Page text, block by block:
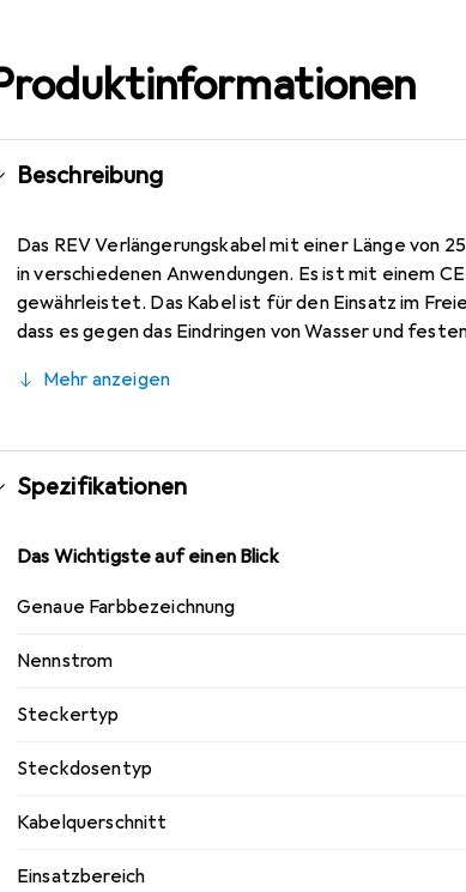
Beschreibung
Das REV Verlängerungskabel mit einer Länge von
in verschiedenen Anwendungen. Es ist mit einem
gewährleistet. Das Kabel ist für den Einsatz im
dass es gegen das Eindringen von Wasser und
Veranstaltungen, Baustellen oder andere
geerdet und bietet somit zusätzliche Sicherheit
Mehr anzeigen
Spezifikationen
Das Wichtigste auf einen Blick
Genaue Farbbezeichnung
Nennstrom
Steckertyp
Steckdosentyp
Kabelquerschnitt
Einsatzbereich